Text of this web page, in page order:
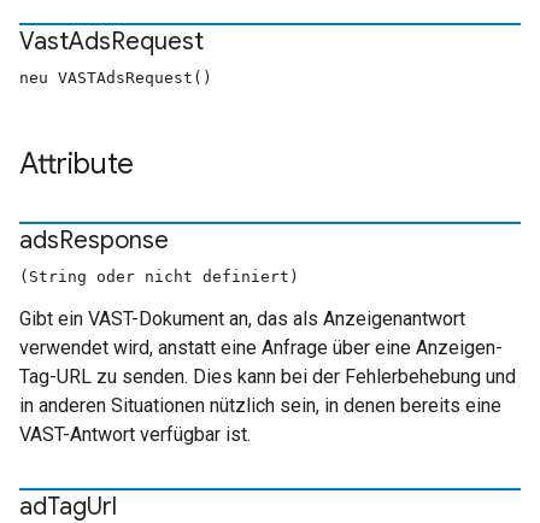
VastAdsRequest
neu VASTAdsRequest()
Attribute
adsResponse
(String oder nicht definiert)
Gibt ein VAST-Dokument an, das als Anzeigenantwort
verwendet wird, anstatt eine Anfrage über eine Anzeigen-
Tag-URL zu senden. Dies kann bei der Fehlerbehebung und
in anderen Situationen nützlich sein, in denen bereits eine
VAST-Antwort verfügbar ist.
adTagUrl